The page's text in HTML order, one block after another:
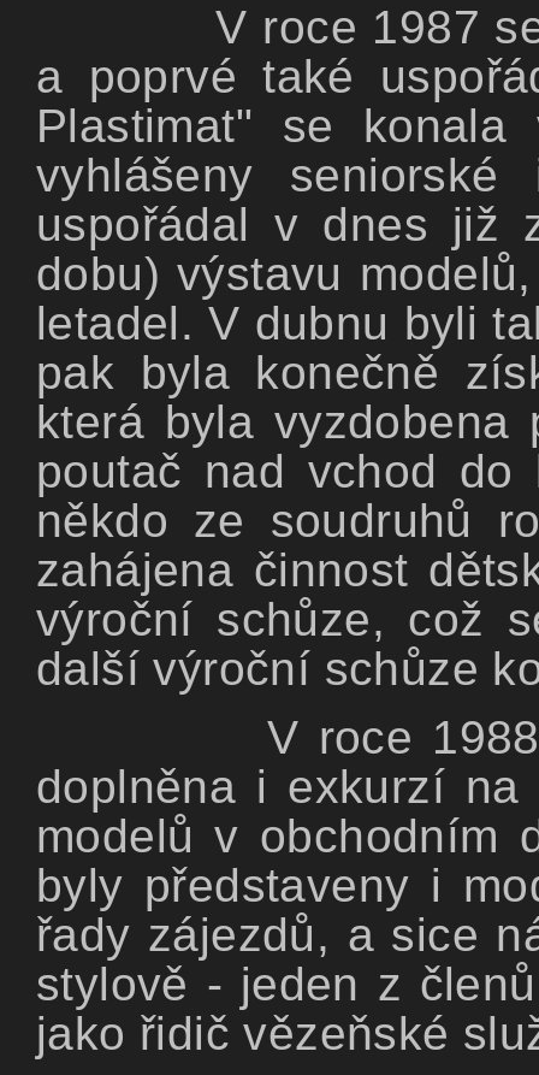
V roce 1987
a poprvé také
Plastimat" se
vyhlášeny
uspořádal v dnes již
dobu) výstavu
letadel. V dubnu byli
pak byla konečně
která byla vyzdobena
poutač nad vchod
někdo ze soudruhů
zahájena činnost
výroční schůze, což
další výroční schůze
V roce
doplněna i exkurzí
modelů v obchodním
byly představeny i
řady zájezdů, a sice
stylově - jeden z
jako řidič vězeňské